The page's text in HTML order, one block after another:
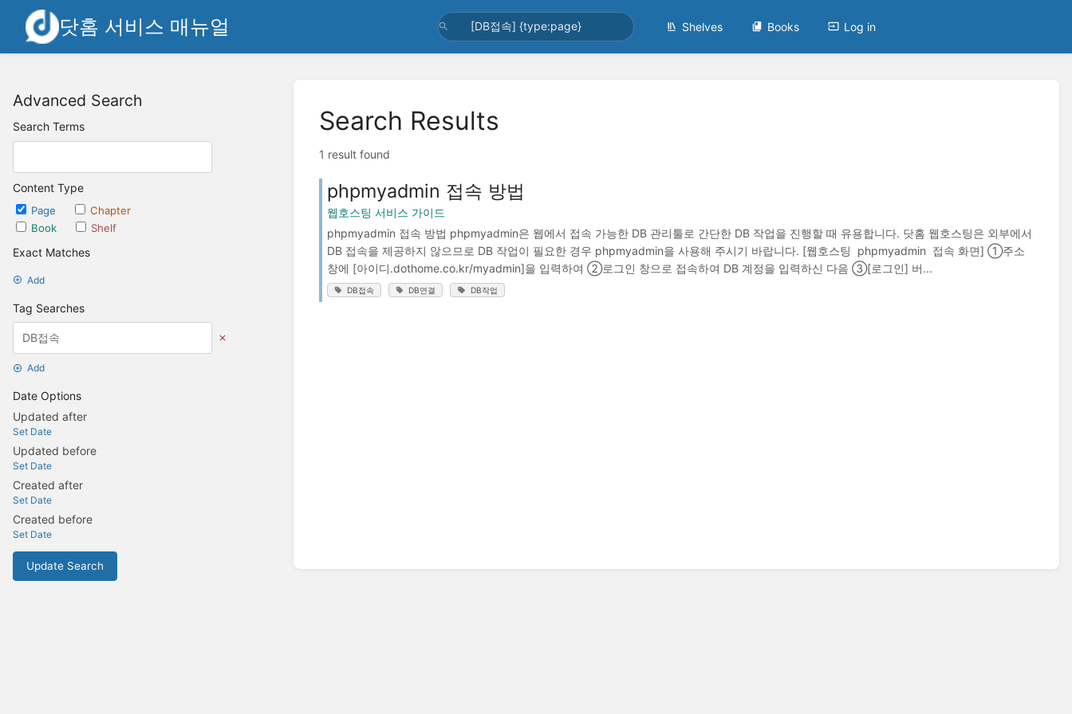
닷홈 서비스 매뉴얼 Shelves Books Log in
Advanced Search
Search Terms
Content Type
Page
Chapter
Book
Shelf
Exact Matches
Add
Tag Searches
Add
Date Options
Updated after
Set Date
Updated before
Set Date
Created after
Set Date
Created before
Set Date
Update Search
Search Results
1 result found
phpmyadmin 접속 방법
웹호스팅 서비스 가이드
phpmyadmin 접속 방법 phpmyadmin은 웹에서 접속 가능한 DB 관리툴로 간단한 DB 작업을 진행할 때 유용합니다. 닷홈 웹호스팅은 외부에서
DB 접속을 제공하지 않으므로 DB 작업이 필요한 경우 phpmyadmin을 사용해 주시기 바랍니다. [웹호스팅 phpmyadmin 접속 화면] ①주소
창에 [아이디.dothome.co.kr/myadmin]을 입력하여 ②로그인 창으로 접속하여 DB 계정을 입력하신 다음 ③[로그인] 버...
DB접속 DB연결 DB작업